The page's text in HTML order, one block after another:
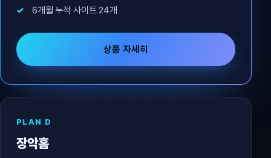
6개월 누적 사이트 24개
상품 자세히
PLAN D
장악홈